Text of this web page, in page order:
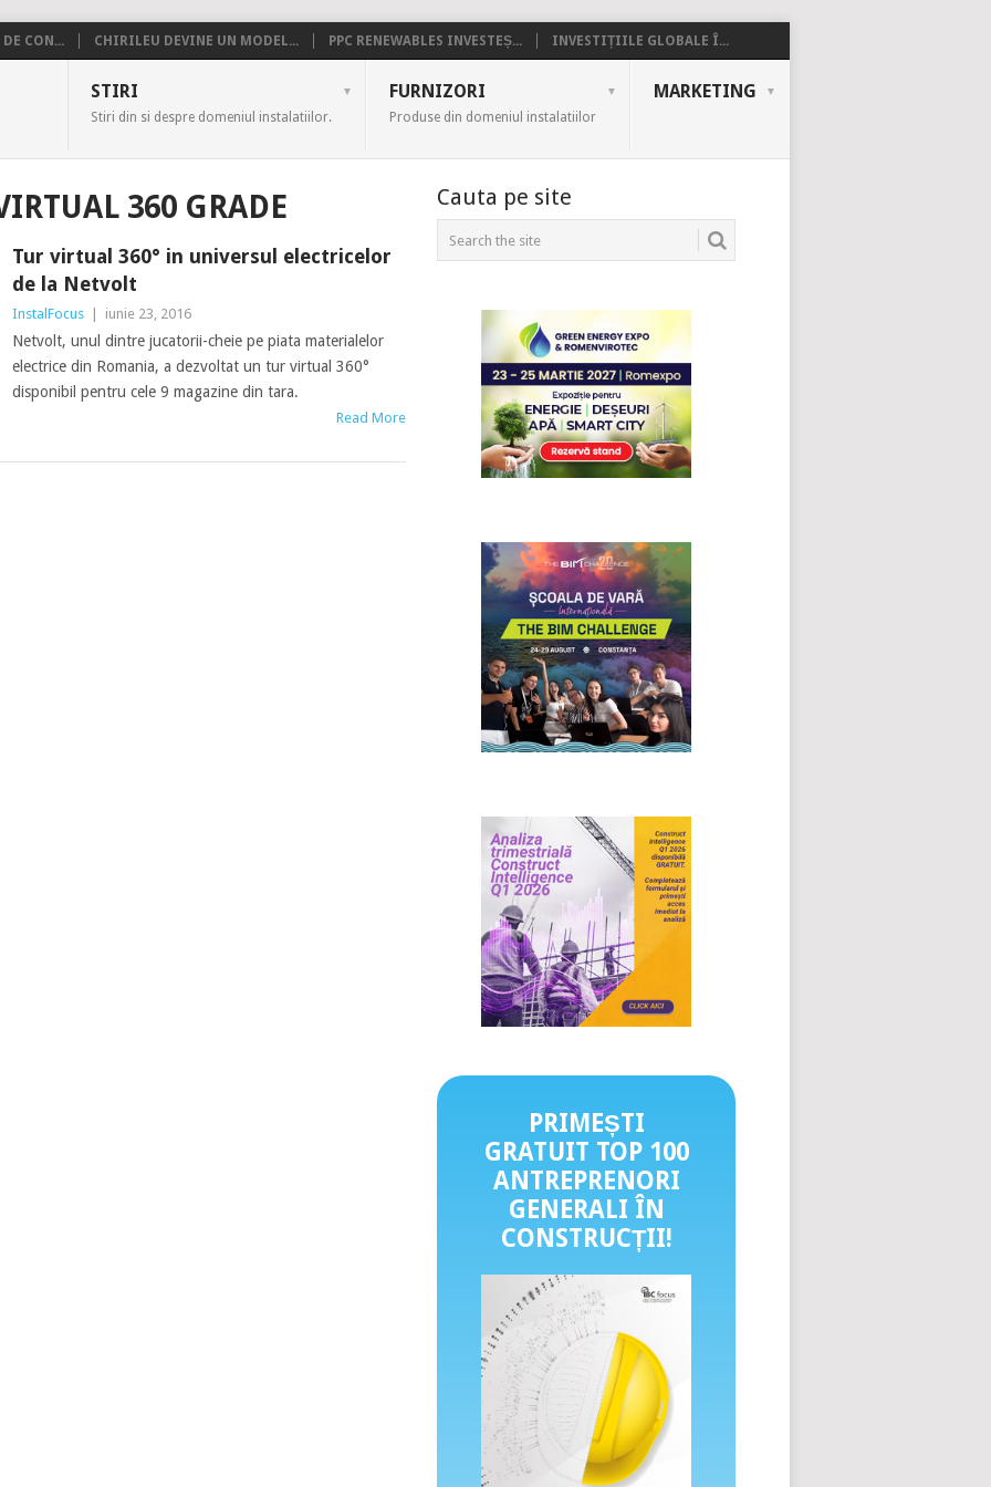
CON... CHIRILEU DEVINE UN MODEL... PPC RENEWABLES INVESTEȘ... INVESTIȚIILE GLOBALE Î...
STIRI
Stiri din si despre domeniul instalatiilor.
FURNIZORI
Produse din domeniul instalatiilor
MARKETING
360 GRADE
Tur virtual 360° in universul electricelor
de la Netvolt
InstalFocus iunie 23, 2016
Netvolt, unul dintre jucatorii-cheie pe piata materialelor
electrice din Romania, a dezvoltat un tur virtual 360°
disponibil pentru cele 9 magazine din tara.
Read More
Cauta pe site
PRIMEȘTI
GRATUIT TOP 100
ANTREPRENORI
GENERALI ÎN
CONSTRUCȚII!